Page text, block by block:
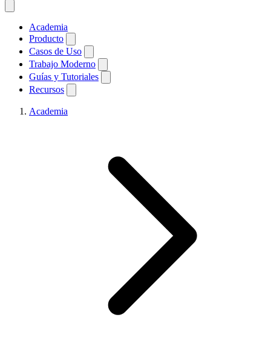
Academia
Producto
Casos de Uso
Trabajo Moderno
Guías y Tutoriales
Recursos
Academia